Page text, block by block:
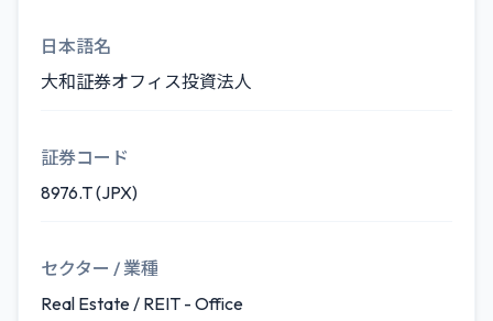
日本語名
大和証券オフィス投資法人
証券コード
8976.T (JPX)
セクター / 業種
Real Estate / REIT - Office